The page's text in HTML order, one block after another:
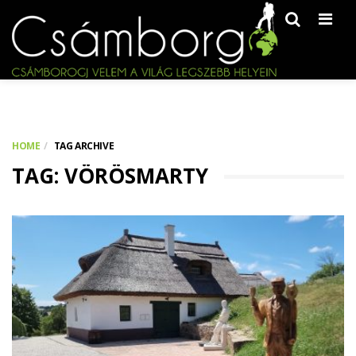
HOME TAG ARCHIVE
TAG: VÖRÖSMARTY